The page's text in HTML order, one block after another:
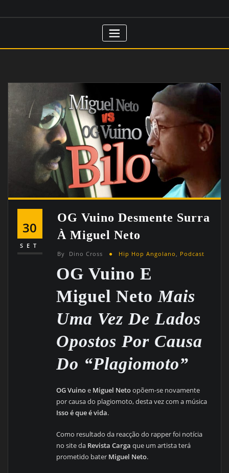
30
SET
OG Vuino Desmente Surra
À Miguel Neto
By Dino Cross Hip Hop Angolano , Podcast
OG Vuino E
Miguel NetoMais
Uma Vez De Lados
Opostos Por Causa
Do “plagiomoto”
OG Vuinoe Miguel Netoopõem-se novamente
por causa do plagiomoto, desta vez com a música
Isso é que é vida.
Como resultado da reacção do rapper foi notícia
no site da Revista Cargaque um artista terá
prometido bater Miguel Neto.